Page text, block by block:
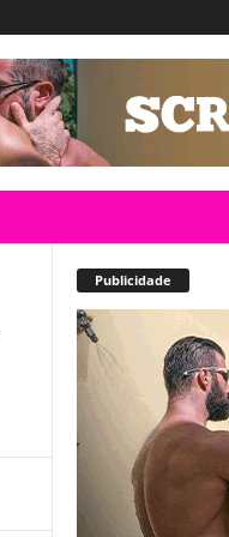
Publicidade